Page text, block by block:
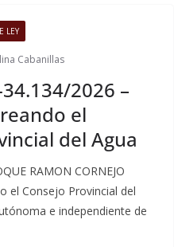
LEY
Cabanillas
2026 –
el
del Agua
RAMON CORNEJO
el Consejo Provincial del
e independiente de